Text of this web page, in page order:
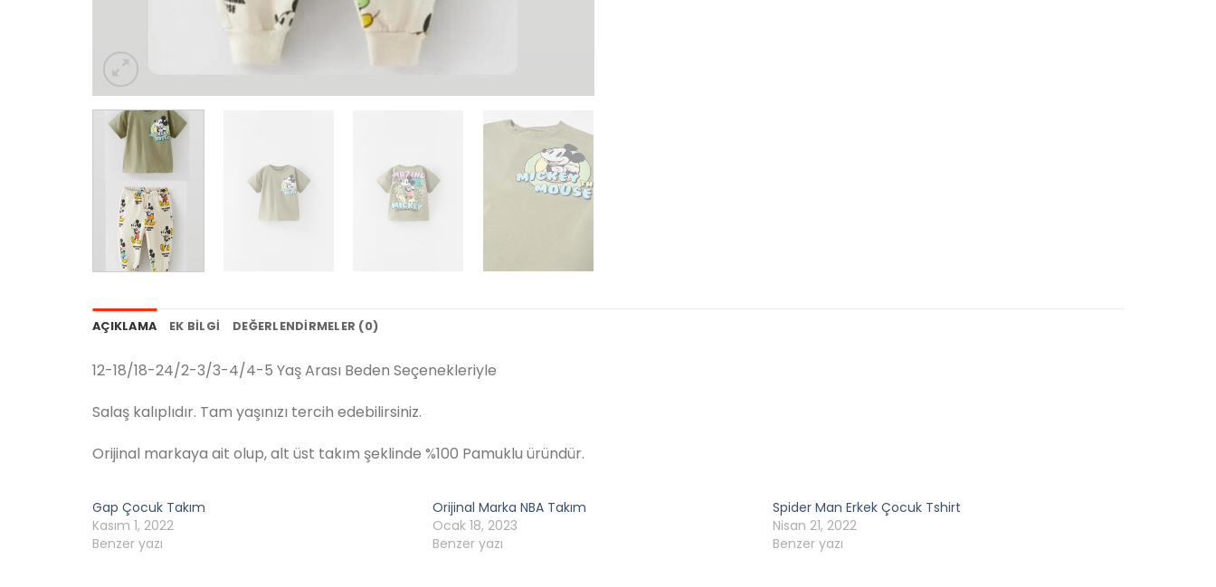
AÇIKLAMA EK BILGI DEĞERLENDIRMELER (0)
12-18/18-24/2-3/3-4/4-5 Yaş Arası Beden Seçenekleriyle
Salaş kalıplıdır. Tam yaşınızı tercih edebilirsiniz.
Orijinal markaya ait olup, alt üst takım şeklinde %100 Pamuklu üründür.
Gap Çocuk Takım
Kasım 1, 2022
Benzer yazı
Orijinal Marka NBA Takım
Ocak 18, 2023
Benzer yazı
Spider Man Erkek Çocuk Tshirt
Nisan 21, 2022
Benzer yazı